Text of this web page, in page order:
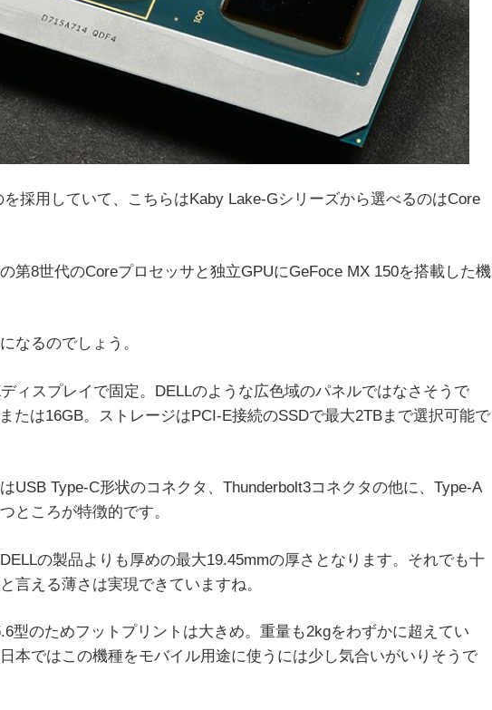
採用していて、こちらはKaby Lake-Gシリーズから選べるのはCore
第8世代のCoreプロセッサと独立GPUにGeFoce MX 150を搭載した機
なるのでしょう。
ィスプレイで固定。DELLのような広色域のパネルではなさそうで
たは16GB。ストレージはPCI-E接続のSSDで最大2TBまで選択可能で
USB Type-C形状のコネクタ、Thunderbolt3コネクタの他に、Type-A
ところが特徴的です。
の製品よりも厚めの最大19.45mmの厚さとなります。それでも十
言える薄さは実現できていますね。
型のためフットプリントは大きめ。重量も2kgをわずかに超えてい
本ではこの機種をモバイル用途に使うには少し気合いがいりそうで